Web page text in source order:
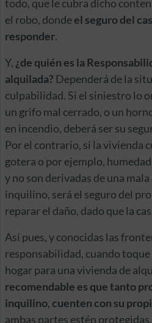
todo, que le cubra dicho
el robo, dondeel seguro del
responder.
Y, ¿de quién es la
alquilada? Dependerá de la
culpabilidad. Si el siniestro lo
un grifo mal cerrado, o un
en incendio, deberá ser su
Por el contrario, si la vivienda
gotera o por ejemplo,
y no son derivadas de una
inquilino, será el seguro del
reparar el daño, dado que la
Así pues, y conocidas las
responsabilidad, cuando
hogar para una vivienda de
recomendable es que tanto
inquilino, cuenten con su
ambas partes estén protegidas.